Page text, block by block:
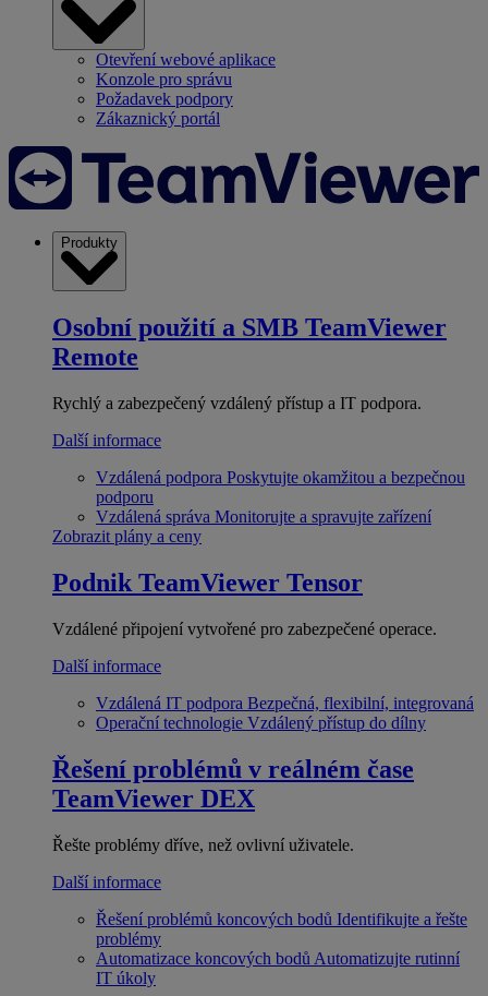
Otevření webové aplikace
Konzole pro správu
Požadavek podpory
Zákaznický portál
Produkty
Osobní použití a SMB TeamViewer
Remote
Rychlý a zabezpečený vzdálený přístup a IT podpora.
Další informace
Vzdálená podpora Poskytujte okamžitou a bezpečnou
podporu
Vzdálená správa Monitorujte a spravujte zařízení
Zobrazit plány a ceny
Podnik TeamViewer Tensor
Vzdálené připojení vytvořené pro zabezpečené operace.
Další informace
Vzdálená IT podpora Bezpečná, flexibilní, integrovaná
Operační technologie Vzdálený přístup do dílny
Řešení problémů v reálném čase
TeamViewer DEX
Řešte problémy dříve, než ovlivní uživatele.
Další informace
Řešení problémů koncových bodů Identifikujte a řešte
problémy
Automatizace koncových bodů Automatizujte rutinní
IT úkoly